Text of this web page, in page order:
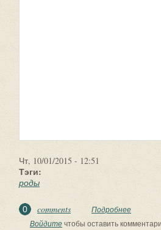
Чт, 10/01/2015 - 12:51
Тэги:
роды
0 comments Подробнее
Веру
Войдитечтобы оставить